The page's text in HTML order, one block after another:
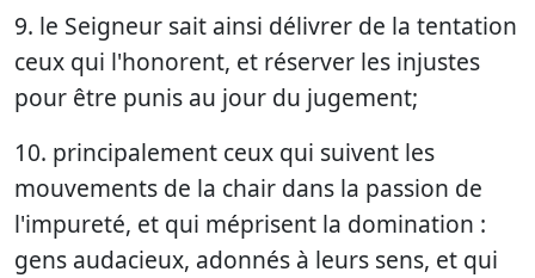
9. le Seigneur sait ainsi délivrer de la tentation
ceux qui l'honorent, et réserver les injustes
pour être punis au jour du jugement;
10. principalement ceux qui suivent les
mouvements de la chair dans la passion de
l'impureté, et qui méprisent la domination :
gens audacieux, adonnés à leurs sens, et qui